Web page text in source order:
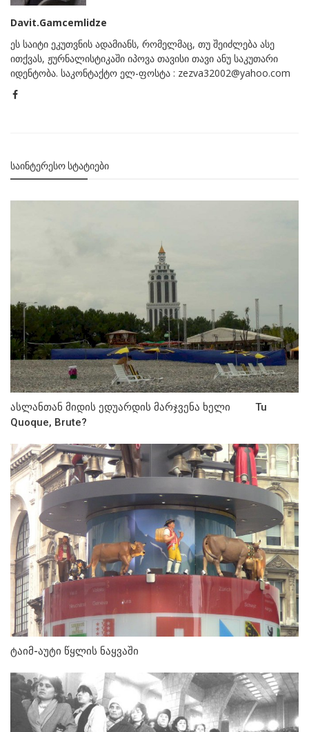
Davit.Gamcemlidze
ეს საიტი ეკუთვნის ადამიანს, რომელმაც, თუ შეიძლება ასე
ითქვას, ჟურნალისტიკაში იპოვა თავისი თავი ანუ საკუთარი
იდენტობა. საკონტაქტო ელ-ფოსტა : zezva32002@yahoo.com
ᲡᲐᲘᲜᲢᲔᲠᲔᲡᲝ ᲡᲢᲐᲢᲘᲔᲑᲘ
ასლანთან მიდის ედუარდის მარჯვენა ხელი Tu
Quoque, Brute?
ტაიმ-აუტი წყლის ნაყვაში